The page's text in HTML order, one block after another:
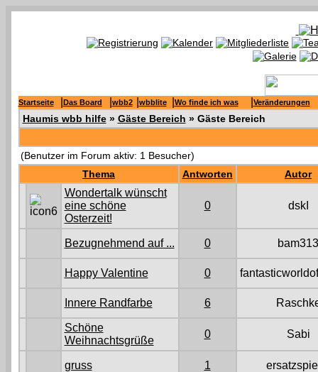
Startseite Das Board wbb2 wbblite Wo finde ich was Veränderungen
Haumis wbb hilfe» Gäste Bereich » Gäste Bereich
(Benutzer im Forum aktiv: 1 Besucher)
Thema
Antworten Autor
Wondertalk wünscht
eine schöne
Osterzeit!
0 dskI
Bezugnehmend auf ... 0 bam313
Happy Valentine 0
Innere Randfarbe 6
Schöne
Weihnachtsgrüße
0 Sabi
gruss 1